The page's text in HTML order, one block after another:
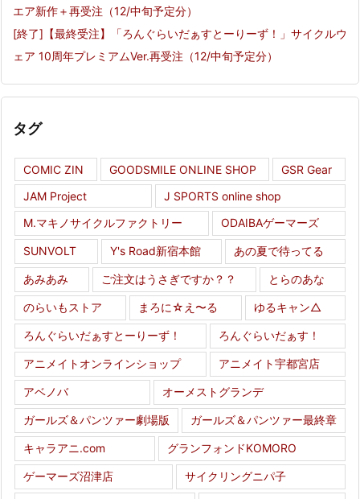
エア新作＋再受注（12/中旬予定分）
[終了]【最終受注】「ろんぐらいだぁすとーりーず！」サイクルウ
ェア 10周年プレミアムVer.再受注（12/中旬予定分）
タグ
COMIC ZIN GOODSMILE ONLINE SHOP
GSR Gear
JAM Project
J SPORTS online shop
M.マキノサイクルファクトリー
ODAIBAゲーマーズ
SUNVOLT Y's Road新宿本館 あの夏で待ってる
あみあみ ご注文はうさぎですか？？ とらのあな
のらいもストア まろに☆え〜る ゆるキャン△
ろんぐらいだぁすとーりーず！ ろんぐらいだぁす！
アニメイトオンラインショップ アニメイト宇都宮店
アベノバ オーメストグランデ
ガールズ＆パンツァー劇場版 ガールズ＆パンツァー最終章
キャラアニ.com グランフォンドKOMORO
ゲーマーズ沼津店 サイクリングニパ子